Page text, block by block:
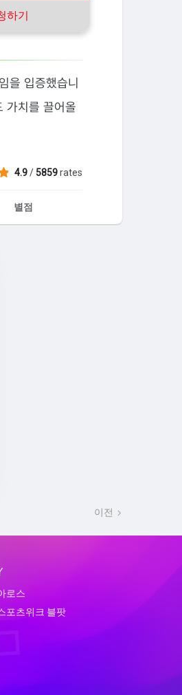
로 만나자"
을 입증했습니
가치를 끌어올
하기
4.9/5859rates
별점
이전
로스
포츠위크 블팟